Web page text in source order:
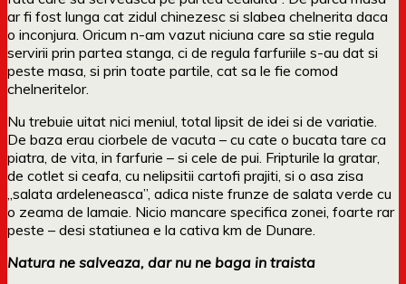
ar fi fost lunga cat zidul chinezesc si slabea chelnerita daca
o inconjura. Oricum n-am vazut niciuna care sa stie regula
servirii prin partea stanga, ci de regula farfuriile s-au dat si
peste masa, si prin toate partile, cat sa le fie comod
chelneritelor.
Nu trebuie uitat nici meniul, total lipsit de idei si de variatie.
De baza erau ciorbele de vacuta – cu cate o bucata tare ca
piatra, de vita, in farfurie – si cele de pui. Fripturile la gratar,
de cotlet si ceafa, cu nelipsitii cartofi prajiti, si o asa zisa
„salata ardeleneasca”, adica niste frunze de salata verde cu
o zeama de lamaie. Nicio mancare specifica zonei, foarte rar
peste – desi statiunea e la cativa km de Dunare.
Natura ne salveaza, dar nu ne baga in traista